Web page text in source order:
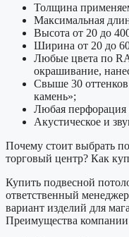
Толщина
Максимальная
Высота от 20 до
Ширина от 20 до
Любые цвета по
окрашивание,
Свыше 30
камень»;
Любая перфорация
Акустическое и
Почему стоит выбрать
торговый центр? Как
Купить подвесной
ответственный
вариант изделий для
Преимущества